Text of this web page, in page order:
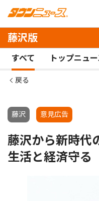
藤沢版
すべて トップニュ
戻る
藤沢 意見広告
藤沢から新時
生活と経済守る